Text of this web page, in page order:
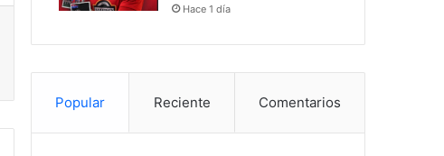
Hace 1 día
Popular Reciente Comentarios